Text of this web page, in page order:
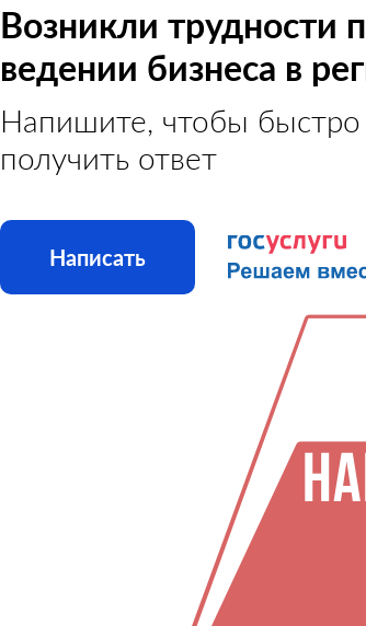
Возникли трудности
ведении бизнеса в
Напишите, чтобы быстро
получить ответ
Написать